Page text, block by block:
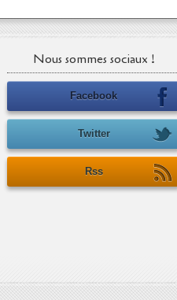
Nous sommes sociaux !
Facebook
Twitter
Rss